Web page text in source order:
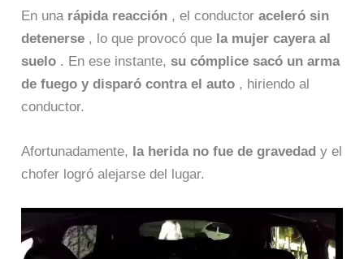
En una rápida reacción , el conductoraceleró sin
detenerse , lo que provocó que la mujer cayera al
suelo . En ese instante,su cómplice sacó un arma
de fuego y disparó contra el auto , hiriendo al
conductor.
Afortunadamente, la herida no fue de gravedad y el
chofer logró alejarse del lugar.